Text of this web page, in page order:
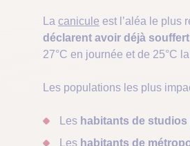
La canicule est l’aléa le plus
déclarent avoir déjà
27°C en journée et de 25°C
Les populations les plus
Les habitants de studios
Les habitants de